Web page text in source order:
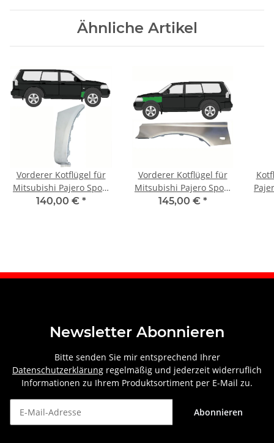
Ähnliche Artikel
Vorderer Kotflügel für
Mitsubishi Pajero Sport
1996-2008 rechts unten
140,00 € *
Vorderer Kotflügel für
Mitsubishi Pajero Sport
1996-2008 links (4 Türer)
145,00 € *
Newsletter Abonnieren
Bitte senden Sie mir entsprechend Ihrer
Datenschutzerklärung regelmäßig und jederzeit widerruflich
Informationen zu Ihrem Produktsortiment per E-Mail zu.
Abonnieren